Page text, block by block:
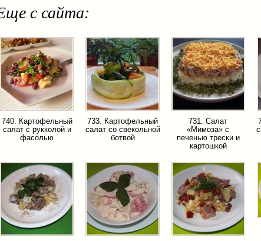
с сайта:
740. Картофельный
салат с рукколой и
фасолью
733. Картофельный
салат со свекольной
ботвой
731. Салат
«Мимоза» с
печенью трески и
картошкой